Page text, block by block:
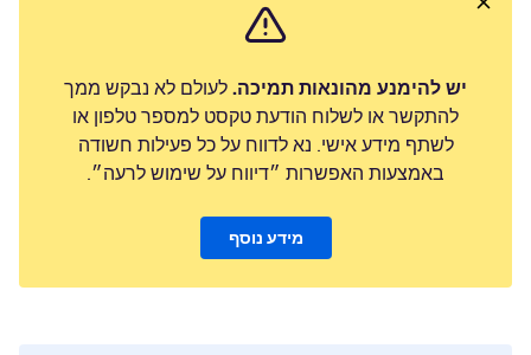
יש להימנע מהונאות תמיכה. לעולם לא נבקש ממך
להתקשר או לשלוח הודעת טקסט למספר טלפון או
לשתף מידע אישי. נא לדווח על כל פעילות חשודה
באמצעות האפשרות ״דיווח על שימוש לרעה״.
מידע נוסף